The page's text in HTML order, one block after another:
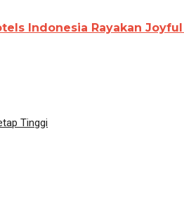
Indonesia Rayakan
Tinggi